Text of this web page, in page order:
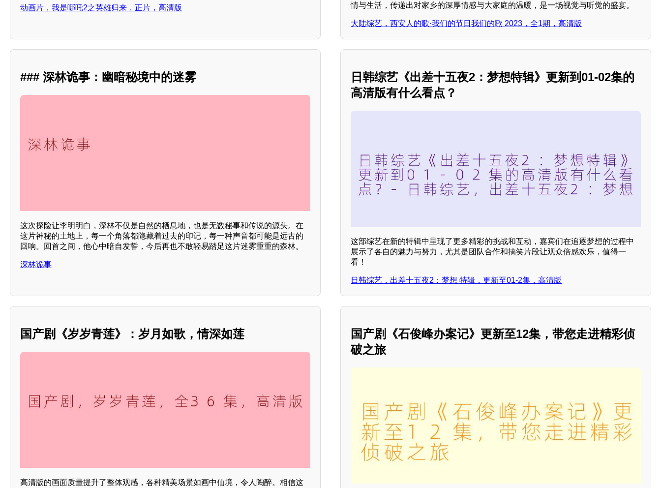
动画片，我是哪吒2之英雄归来，正片，高清版
情与生活，传递出对家乡的深厚情感与大家庭的温暖，是一场视觉与听觉的盛宴。
大陆综艺，西安人的歌·我们的节日我们的歌 2023，全1期，高清版
### 深林诡事：幽暗秘境中的迷雾
这次探险让李明明白，深林不仅是自然的栖息地，也是无数秘事和传说的源头。在
这片神秘的土地上，每一个角落都隐藏着过去的印记，每一种声音都可能是远古的
回响。回首之间，他心中暗自发誓，今后再也不敢轻易踏足这片迷雾重重的森林。
深林诡事
日韩综艺《出差十五夜2：梦想特辑》更新到01-02集的
高清版有什么看点？
这部综艺在新的特辑中呈现了更多精彩的挑战和互动，嘉宾们在追逐梦想的过程中
展示了各自的魅力与努力，尤其是团队合作和搞笑片段让观众倍感欢乐，值得一
看！
日韩综艺，出差十五夜2：梦想 特辑，更新至01-2集，高清版
国产剧《岁岁青莲》：岁月如歌，情深如莲
高清版的画面质量提升了整体观感，各种精美场景如画中仙境，令人陶醉。相信这
国产剧《石俊峰办案记》更新至12集，带您走进精彩侦
破之旅